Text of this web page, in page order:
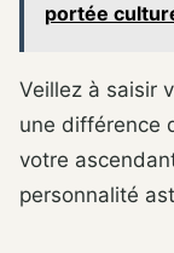
portée
Veillez à saisir
une différence
votre
personnalité